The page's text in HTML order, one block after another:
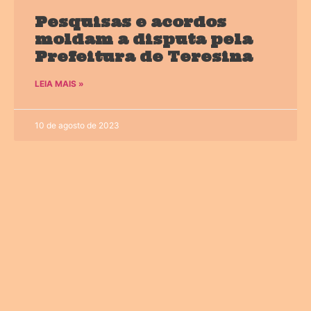
Pesquisas e acordos
moldam a disputa pela
Prefeitura de Teresina
LEIA MAIS »
10 de agosto de 2023